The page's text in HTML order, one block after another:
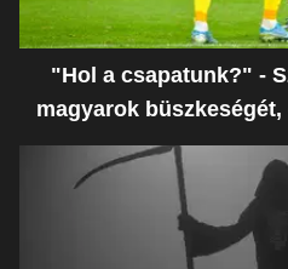
"Hol a csapatunk?" -
magyarok